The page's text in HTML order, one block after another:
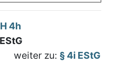
H 4h
weiter zu: § 4i EStG